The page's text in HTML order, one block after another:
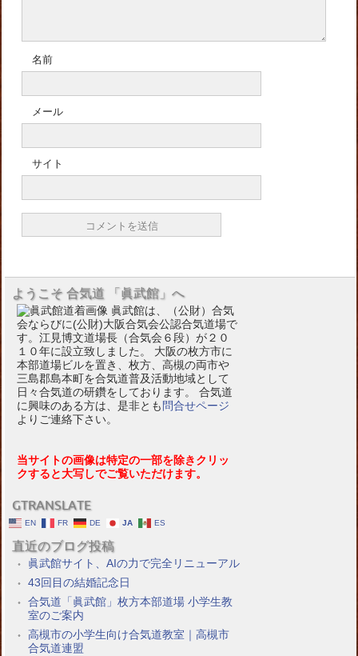
名前
メール
サイト
ようこそ 合気道 「眞武館」へ
眞武館は、（公財）合気
会ならびに(公財)大阪合気会公認合気道場で
す。江見博文道場長（合気会６段）が２０
１０年に設立致しました。 大阪の枚方市に
本部道場ビルを置き、枚方、高槻の両市や
三島郡島本町を合気道普及活動地域として
日々合気道の研鑽をしております。 合気道
に興味のある方は、是非とも 問合せページ
よりご連絡下さい。
当サイトの画像は特定の一部を除きクリッ
クすると大写しでご覧いただけます。
GTRANSLATE
EN FR DE JA ES
直近のブログ投稿
眞武館サイト、AIの力で完全リニューアル
43回目の結婚記念日
合気道「眞武館」枚方本部道場 小学生教
室のご案内
高槻市の小学生向け合気道教室｜高槻市
合気道連盟